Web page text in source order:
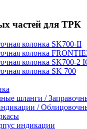
частей для ТРК
колонка SK700-II
колонка
колонка SK700-2
колонка SK 700
шланги /
/
индикации